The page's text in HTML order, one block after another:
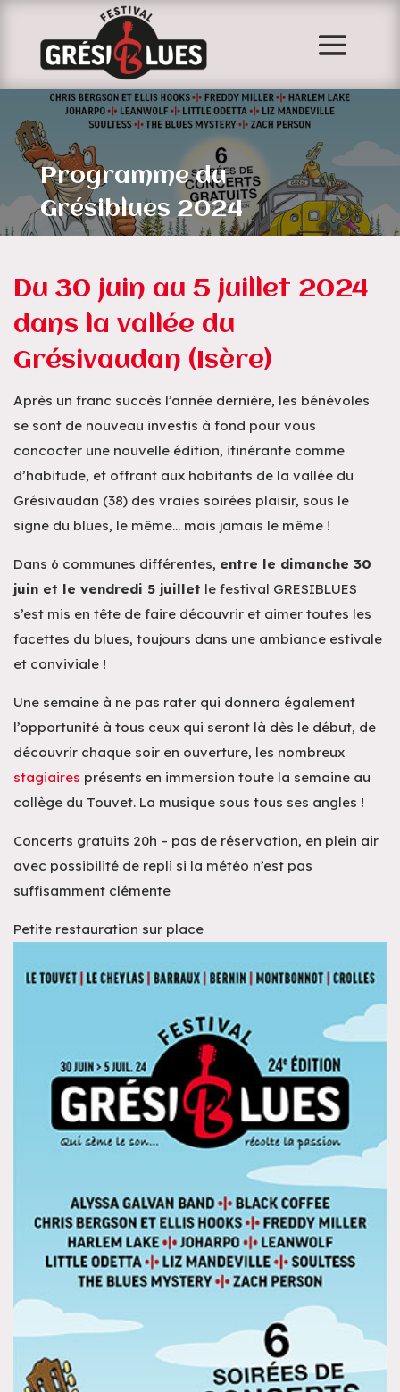
Programme du
Grésiblues 2024
Du 30 juin au 5 juillet 2024
dans la vallée du
Grésivaudan (Isère)
Après un franc succès l’année dernière, les bénévoles
se sont de nouveau investis à fond pour vous
concocter une nouvelle édition, itinérante comme
d’habitude, et offrant aux habitants de la vallée du
Grésivaudan (38) des vraies soirées plaisir, sous le
signe du blues, le même… mais jamais le même !
Dans 6 communes différentes, entre le dimanche 30
juin et le vendredi 5 juillet le festival GRESIBLUES
s’est mis en tête de faire découvrir et aimer toutes les
facettes du blues, toujours dans une ambiance estivale
et conviviale !
Une semaine à ne pas rater qui donnera également
l’opportunité à tous ceux qui seront là dès le début, de
découvrir chaque soir en ouverture, les nombreux
stagiaires présents en immersion toute la semaine au
collège du Touvet. La musique sous tous ses angles !
Concerts gratuits 20h – pas de réservation, en plein air
avec possibilité de repli si la météo n’est pas
suffisamment clémente
Petite restauration sur place